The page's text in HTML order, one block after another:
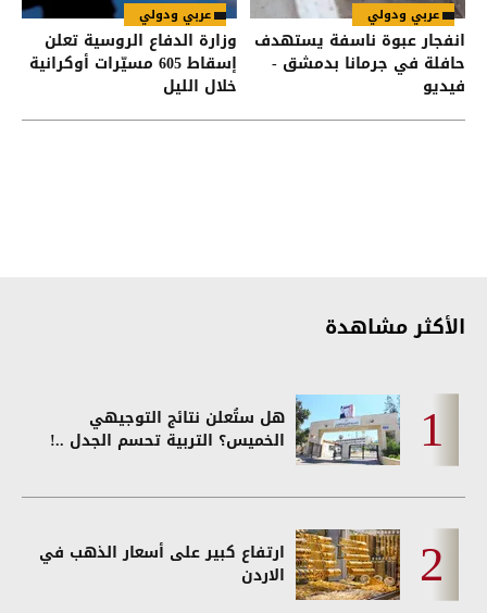
عربي ودولي
انفجار عبوة ناسفة يستهدف
حافلة في جرمانا بدمشق -
فيديو
عربي ودولي
وزارة الدفاع الروسية تعلن
إسقاط 605 مسيّرات أوكرانية
خلال الليل
الأكثر مشاهدة
هل ستُعلن نتائج التوجيهي
الخميس؟ التربية تحسم الجدل ..!
ارتفاع كبير على أسعار الذهب في
الاردن